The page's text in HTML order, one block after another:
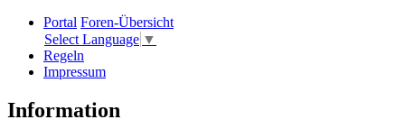
Portal Foren-Übersicht
Select Language ▼
Regeln
Impressum
Information